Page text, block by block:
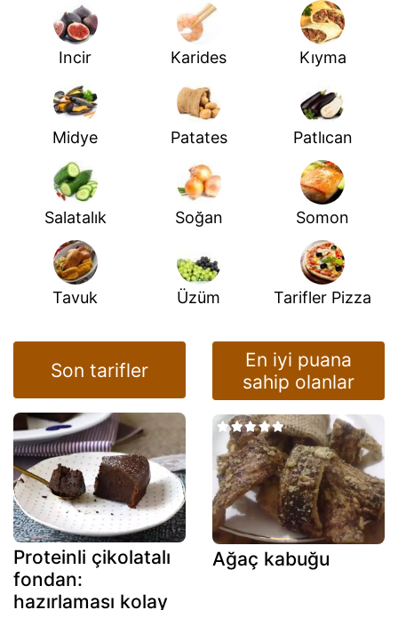
Incir Karides Kıyma
Midye Patates Patlıcan
Salatalık Soğan Somon
Tavuk Üzüm Tarifler Pizza
Son tarifler
Proteinli çikolatalı
fondan:
hazırlaması kolay
En iyi puana
sahip olanlar
Ağaç kabuğu